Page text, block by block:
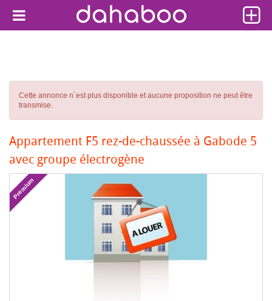
Cette annonce n´est plus disponible et aucune proposition ne peut être
transmise.
Appartement F5 rez-de-chaussée à Gabode 5
avec groupe électrogène
Premium